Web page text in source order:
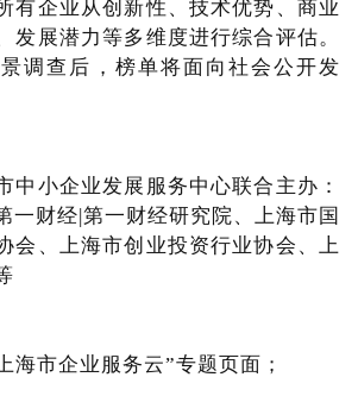
有企业从创新性、技术优势、商业
发展潜力等多维度进行综合评估。
调查后，榜单将面向社会公开发
中小企业发展服务中心联合主办：
一财经|第一财经研究院、上海市国
会、上海市创业投资行业协会、上
海市企业服务云”专题页面；